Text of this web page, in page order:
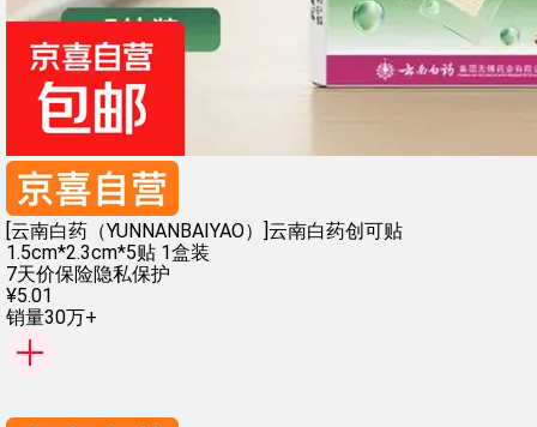
[云南白药（YUNNANBAIYAO）]云南白药创可贴
1.5cm*2.3cm*5贴 1盒装
7天价保险隐私保护
¥5.01
销量30万+